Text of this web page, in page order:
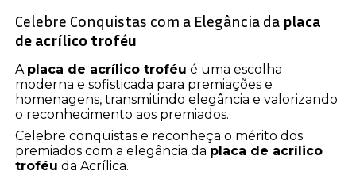
Celebre Conquistas com a Elegância da placa
de acrílico troféu
A placa de acrílico troféu é uma escolha
moderna e sofisticada para premiações e
homenagens, transmitindo elegância e valorizando
o reconhecimento aos premiados.
Celebre conquistas e reconheça o mérito dos
premiados com a elegância da placa de acrílico
troféu da Acrílica.